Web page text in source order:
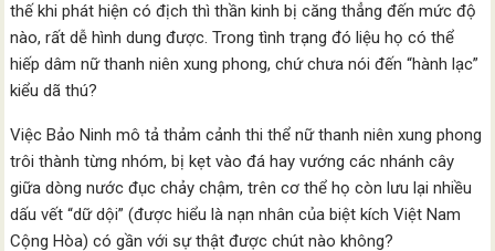
thế khi phát hiện có địch thì thần kinh bị căng thẳng đến mức độ
nào, rất dễ hình dung được. Trong tình trạng đó liệu họ có thể
hiếp dâm nữ thanh niên xung phong, chứ chưa nói đến “hành lạc”
kiểu dã thú?
Việc Bảo Ninh mô tả thảm cảnh thi thể nữ thanh niên xung phong
trôi thành từng nhóm, bị kẹt vào đá hay vướng các nhánh cây
giữa dòng nước đục chảy chậm, trên cơ thể họ còn lưu lại nhiều
dấu vết “dữ dội” (được hiểu là nạn nhân của biệt kích Việt Nam
Cộng Hòa) có gần với sự thật được chút nào không?